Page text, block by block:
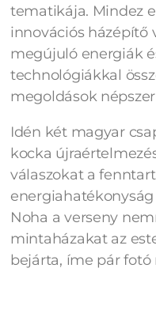
tematikája. Mindez
innovációs házépítő
megújuló energiák
technológiákkal
megoldások
Idén két magyar
kocka
válaszokat a
Noha a verseny
mintaházakat az
bejárta, íme pár fotó